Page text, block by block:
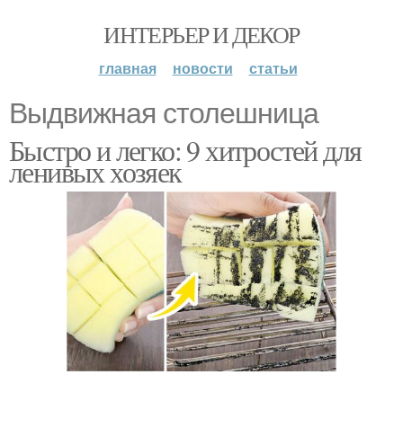
ИНТЕРЬЕР И ДЕКОР
главная новости статьи
Выдвижная столешница
Быстро и легко: 9 хитростей для
ленивых хозяек